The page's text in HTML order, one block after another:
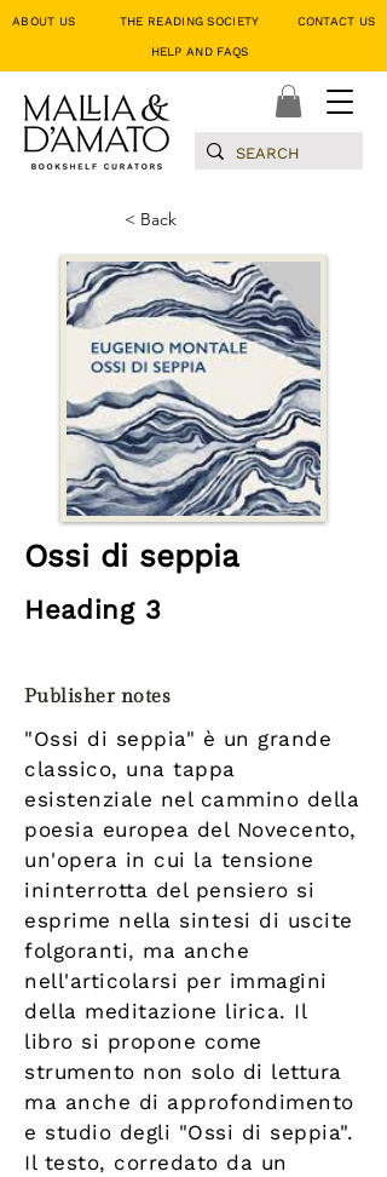
ABOUT US THE READING SOCIETY CONTACT
HELP AND FAQS
< Back
Ossi di seppia
Heading 3
Publisher notes
"Ossi di seppia" è un grande
classico, una tappa
esistenziale nel cammino della
poesia europea del Novecento,
un'opera in cui la tensione
ininterrotta del pensiero si
esprime nella sintesi di uscite
folgoranti, ma anche
nell'articolarsi per immagini
della meditazione lirica. Il
libro si propone come
strumento non solo di lettura
ma anche di approfondimento
e studio degli "Ossi di seppia".
Il testo, corredato da un